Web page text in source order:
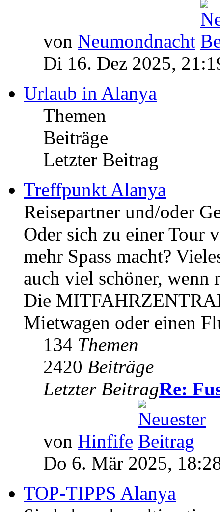
von Neumondnacht
Di 16. Dez 2025,
Urlaub in Alanya
Themen
Beiträge
Letzter Beitrag
Treffpunkt Alanya
Reisepartner und/oder
Oder sich zu einer Tour
mehr Spass macht?
auch viel schöner, wenn
Die
Mietwagen oder einen
134 Themen
2420 Beiträge
Letzter BeitragRe:
von Hinfife
Do 6. Mär 2025,
TOP-TIPPS Alanya